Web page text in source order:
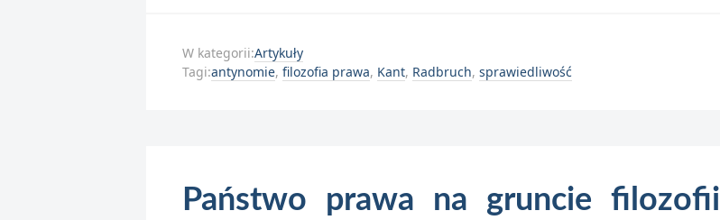
W kategorii:Artykuły
Tagi:antynomie, filozofia prawa, Kant, Radbruch, sprawiedliwość
Państwo prawa na gruncie filozofii